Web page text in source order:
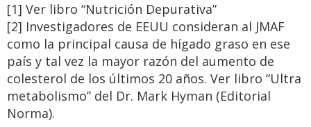
[1] Ver libro “Nutrición Depurativa”
[2] Investigadores de EEUU consideran al JMAF
como la principal causa de hígado graso en ese
país y tal vez la mayor razón del aumento de
colesterol de los últimos 20 años. Ver libro “Ultra
metabolismo” del Dr. Mark Hyman (Editorial
Norma).